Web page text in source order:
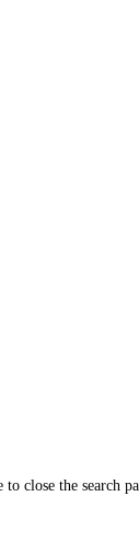
to close the search